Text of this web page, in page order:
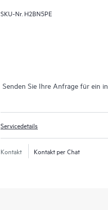
SKU-Nr. H2BN5PE
Senden Sie Ihre Anfrage für ein
Servicedetails
Kontakt Kontakt per Chat